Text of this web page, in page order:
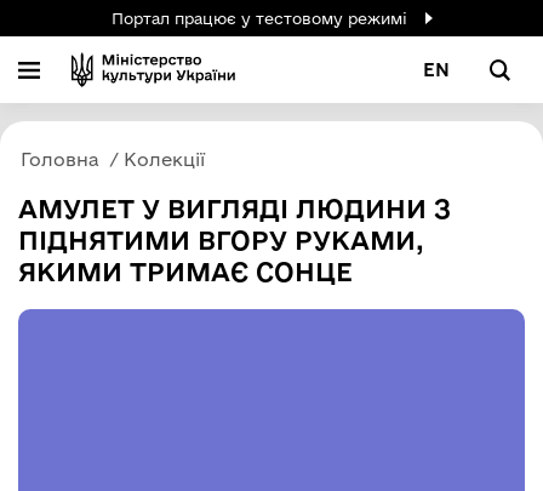
Портал працює у тестовому режимі
EN
Головна Колекції
АМУЛЕТ У ВИГЛЯДІ ЛЮДИНИ З
ПІДНЯТИМИ ВГОРУ РУКАМИ,
ЯКИМИ ТРИМАЄ СОНЦЕ